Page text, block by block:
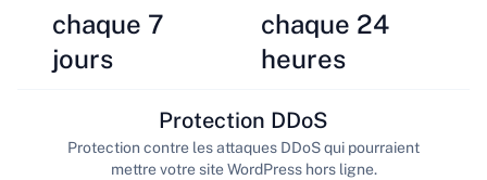
chaque 7
jours
chaque 24
heures
Protection DDoS
Protection contre les attaques DDoS qui pourraient
mettre votre site WordPress hors ligne.